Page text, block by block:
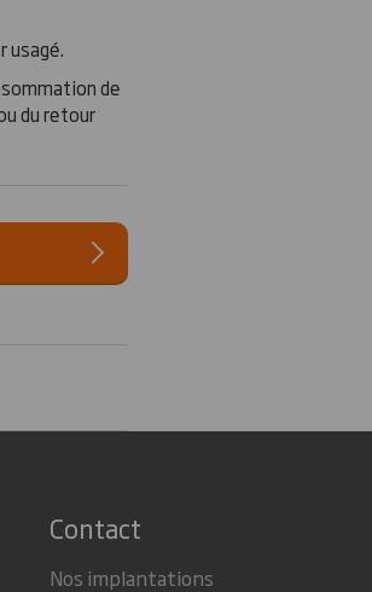
usagé.
de
du retour
Contact
Nos implantations